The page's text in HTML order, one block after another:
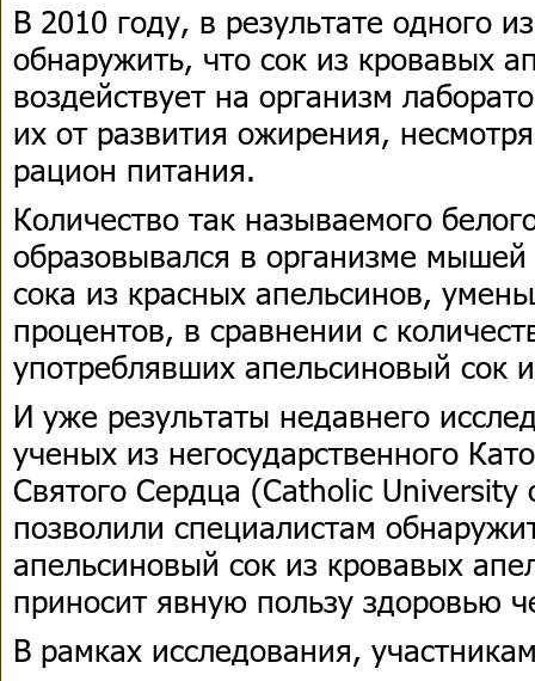
В 2010 году, в результате одного
обнаружить, что сок из кровавых
воздействует на организм
их от развития ожирения,
рацион питания.
Количество так называемого
образовывался в организме
сока из красных апельсинов,
процентов, в сравнении с
употреблявших апельсиновый сок
И уже результаты недавнего
ученых из негосударственного
Святого Сердца (Catholic University
позволили специалистам
апельсиновый сок из кровавых
приносит явную пользу здоровью
В рамках исследования,